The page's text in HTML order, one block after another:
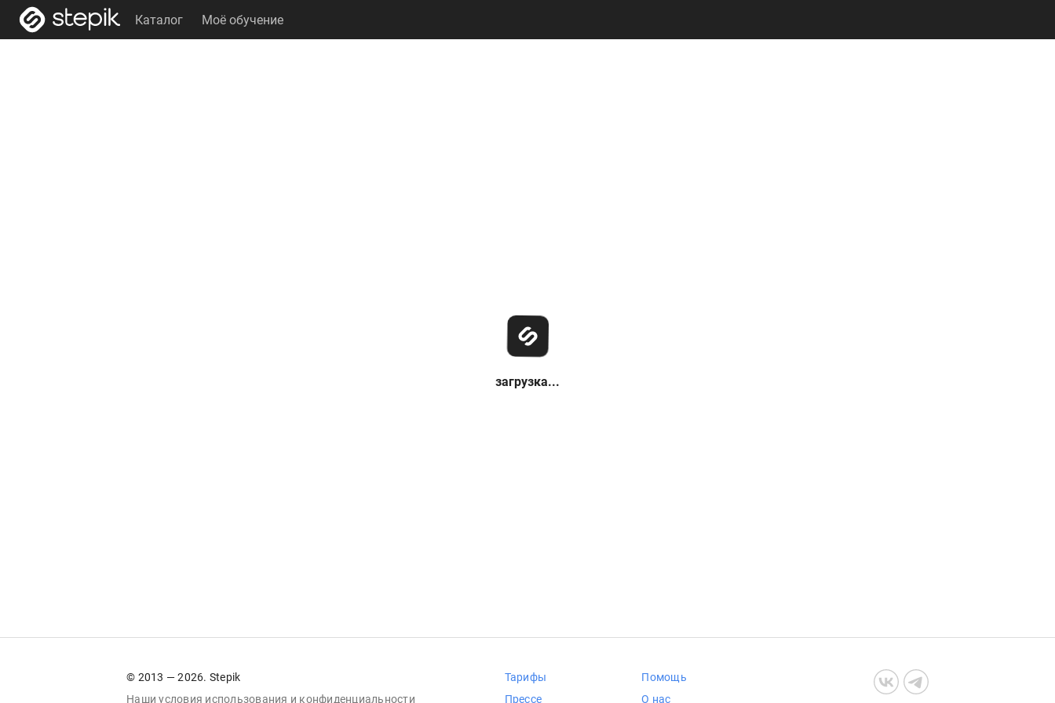
Каталог Моё обучение
загрузка...
© 2013 — 2026. Stepik
Наши условия использования и конфиденциальности
Тарифы
Прессе
Помощь
О нас